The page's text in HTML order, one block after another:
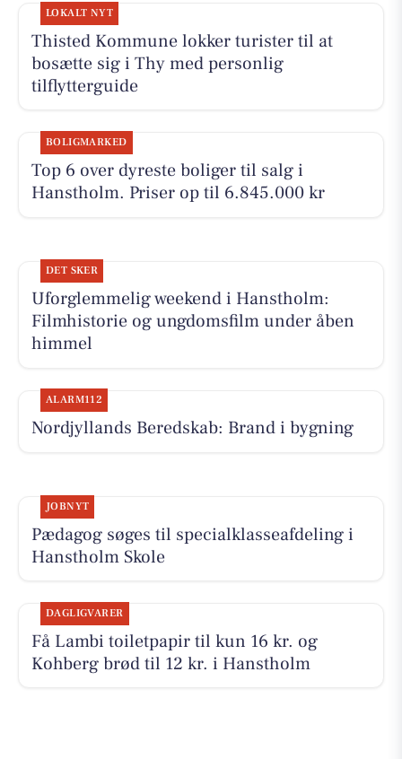
LOKALT NYT
Thisted Kommune lokker turister til at
bosætte sig i Thy med personlig
tilflytterguide
BOLIGMARKED
Top 6 over dyreste boliger til salg i
Hanstholm. Priser op til 6.845.000 kr
DET SKER
Uforglemmelig weekend i Hanstholm:
Filmhistorie og ungdomsfilm under åben
himmel
ALARM112
Nordjyllands Beredskab: Brand i bygning
JOBNYT
Pædagog søges til specialklasseafdeling i
Hanstholm Skole
DAGLIGVARER
Få Lambi toiletpapir til kun 16 kr. og
Kohberg brød til 12 kr. i Hanstholm